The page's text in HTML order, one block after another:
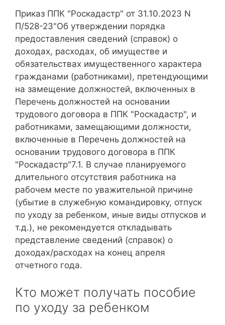
Приказ ППК "Роскадастр" от 31.10.2023 N
П/528-23"Об утверждении порядка
предоставления сведений (справок) о
доходах, расходах, об имуществе и
обязательствах имущественного характера
гражданами (работниками), претендующими
на замещение должностей, включенных в
Перечень должностей на основании
трудового договора в ППК "Роскадастр", и
работниками, замещающими должности,
включенные в Перечень должностей на
основании трудового договора в ППК
"Роскадастр"7.1. В случае планируемого
длительного отсутствия работника на
рабочем месте по уважительной причине
(убытие в служебную командировку, отпуск
по уходу за ребенком, иные виды отпусков и
т.д.), не рекомендуется откладывать
представление сведений (справок) о
доходах/расходах на конец апреля
отчетного года.
Кто может получать пособие
по уходу за ребенком